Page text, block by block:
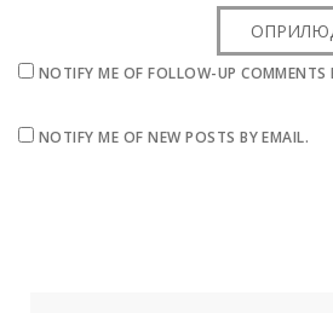
NOTIFY ME OF FOLLOW-UP COMMENTS
NOTIFY ME OF NEW POSTS BY EMAIL.